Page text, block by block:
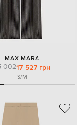
MAX MARA
00217 527 грн
S/M